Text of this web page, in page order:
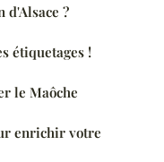
d'Alsace ?
étiquetages !
le Maôche
enrichir votre